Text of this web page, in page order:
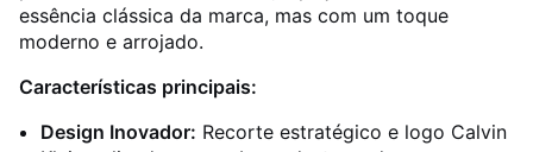
essência clássica da marca, mas com um toque
moderno e arrojado.
Características principais:
Design Inovador: Recorte estratégico e logo Calvin